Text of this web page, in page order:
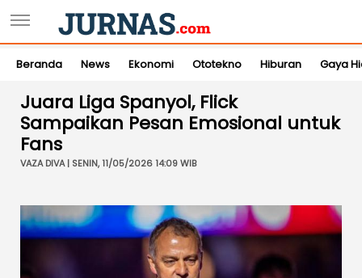
Beranda News Ekonomi Ototekno Hiburan Gaya
Juara Liga Spanyol, Flick
Sampaikan Pesan Emosional untuk
Fans
VAZA DIVA | SENIN, 11/05/2026 14:09 WIB